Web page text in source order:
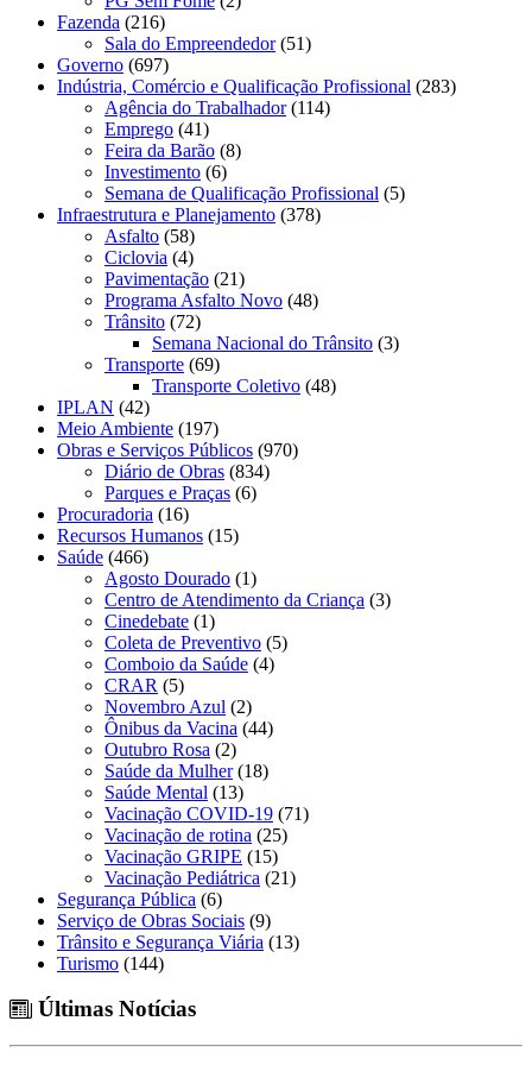
Fazenda (216)
Sala do Empreendedor(51)
Governo (697)
Indústria, Comércio e Qualificação Profissional (283)
Agência do Trabalhador(114)
Emprego (41)
Feira da Barão (8)
Investimento (6)
Semana de Qualificação Profissional (5)
Infraestrutura e Planejamento (378)
Asfalto (58)
Ciclovia (4)
Pavimentação (21)
Programa Asfalto Novo (48)
Trânsito (72)
Semana Nacional do Trânsito (3)
Transporte (69)
Transporte Coletivo (48)
IPLAN (42)
Meio Ambiente (197)
Obras e Serviços Públicos (970)
Diário de Obras (834)
Parques e Praças (6)
Procuradoria (16)
Recursos Humanos (15)
Saúde (466)
Agosto Dourado (1)
Centro de Atendimento da Criança (3)
Cinedebate (1)
Coleta de Preventivo (5)
Comboio da Saúde (4)
CRAR (5)
Novembro Azul (2)
Ônibus da Vacina (44)
Outubro Rosa (2)
Saúde da Mulher(18)
Saúde Mental (13)
Vacinação COVID-19 (71)
Vacinação de rotina (25)
Vacinação GRIPE (15)
Vacinação Pediátrica (21)
Segurança Pública (6)
Serviço de Obras Sociais (9)
Trânsito e Segurança Viária (13)
Turismo (144)
Últimas Notícias